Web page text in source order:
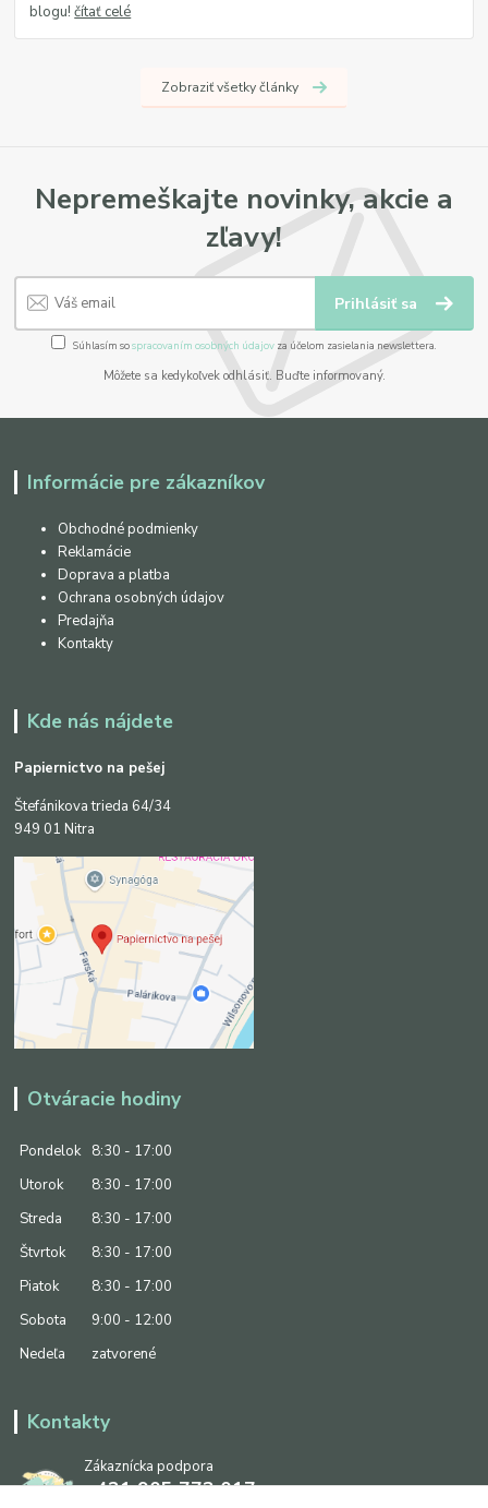
blogu!čítať celé
Zobraziť všetky články
Nepremeškajte novinky, akcie a
zľavy!
Prihlásiť sa
Súhlasím sospracovaním osobných údajov za účelom zasielania newslettera.
Môžete sa kedykoľvek odhlásiť. Buďte informovaný.
Informácie pre zákazníkov
Obchodné podmienky
Reklamácie
Doprava a platba
Ochrana osobných údajov
Predajňa
Kontakty
Kde nás nájdete
Papiernictvo na pešej
Štefánikova trieda 64/34
949 01 Nitra
Otváracie hodiny
Pondelok
8:30 - 17:00
Utorok
8:30 - 17:00
Streda
8:30 - 17:00
Štvrtok
8:30 - 17:00
Piatok
8:30 - 17:00
Sobota
9:00 - 12:00
Nedeľa
zatvorené
Kontakty
Zákaznícka podpora
+421 905 773 017